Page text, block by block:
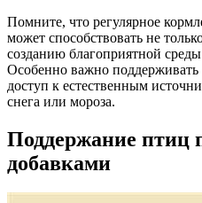
Помните, что регулярное
может способствовать не
созданию благоприятной
Особенно важно поддерживать
доступ к естественным
снега или мороза.
Поддержание птиц
добавками